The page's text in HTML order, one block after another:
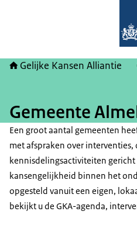
Gelijke Kansen Alliantie
Gemeente
Een groot aantal gemeenten
met afspraken over interventies,
kennisdelingsactiviteiten
kansengelijkheid binnen het
opgesteld vanuit een eigen,
bekijkt u de GKA-agenda,